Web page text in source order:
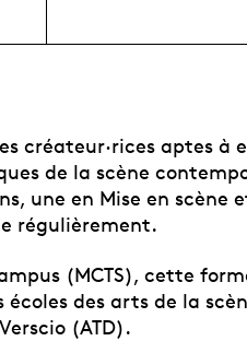
créateur·rices aptes à
de la scène
une en Mise en scène
régulièrement.
(MCTS), cette
des arts de la
(ATD).